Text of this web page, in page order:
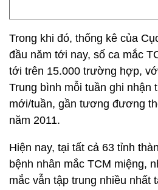
Trong khi đó, thống kê của
đầu năm tới nay, số ca mắc
tới trên 15.000 trường hợp,
Trung bình mỗi tuần ghi nhận
mới/tuần, gần tương đương
năm 2011.
Hiện nay, tại tất cả 63 tỉnh
bệnh nhân mắc TCM miệng,
mắc vẫn tập trung nhiều nhất